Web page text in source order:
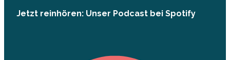
Jetzt reinhören: Unser Podcast bei Spotify